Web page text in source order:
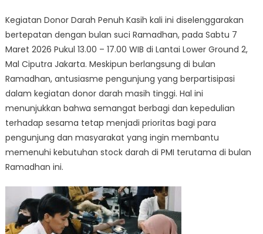
Kegiatan Donor Darah Penuh Kasih kali ini diselenggarakan
bertepatan dengan bulan suci Ramadhan, pada Sabtu 7
Maret 2026 Pukul 13.00 – 17.00 WIB di Lantai Lower Ground 2,
Mal Ciputra Jakarta. Meskipun berlangsung di bulan
Ramadhan, antusiasme pengunjung yang berpartisipasi
dalam kegiatan donor darah masih tinggi. Hal ini
menunjukkan bahwa semangat berbagi dan kepedulian
terhadap sesama tetap menjadi prioritas bagi para
pengunjung dan masyarakat yang ingin membantu
memenuhi kebutuhan stock darah di PMI terutama di bulan
Ramadhan ini.